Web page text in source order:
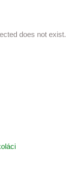
does not exist.